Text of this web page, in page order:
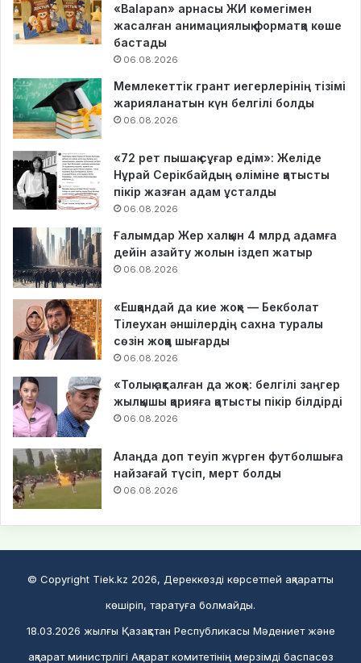
«Balapan» арнасы ЖИ көмегімен
жасалған анимациялық форматқа көше
бастады
06.08.2026
Мемлекеттік грант иегерлерінің тізімі
жарияланатын күн белгілі болды
06.08.2026
«72 рет пышақ сұғар едім»: Желіде
Нұрай Серікбайдың өліміне қатысты
пікір жазған адам ұсталды
06.08.2026
Ғалымдар Жер халқын 4 млрд адамға
дейін азайту жолын іздеп жатыр
06.08.2026
«Ешқандай да кие жоқ» — Бекболат
Тілеухан әншілердің сахна туралы
сөзін жоққа шығарды
06.08.2026
«Толық ақталған да жоқ»: белгілі заңгер
жылқышы қарияға қатысты пікір білдірді
06.08.2026
Алаңда доп теуіп жүрген футболшыға
найзағай түсіп, мерт болды
06.08.2026
© Copyright Tiek.kz 2026, Дереккөзді көрсетпей ақпаратты
көшіріп, таратуға болмайды.
18.03.2026 жылғы Қазақстан Республикасы Мәдениет және
ақпарат министрлігі Ақпарат комитетінің мерзімді баспасөз